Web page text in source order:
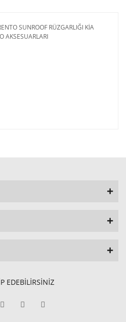
SUNROOF RÜZGARLIĞI KİA
AKSESUARLARI
EDEBİLİRSİNİZ